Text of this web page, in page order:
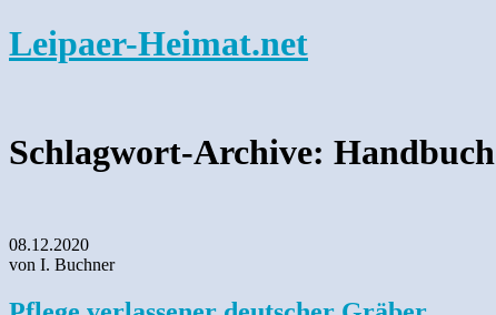
Leipaer-Heimat.net
Schlagwort-Archive: Handbuch
08.12.2020
von I. Buchner